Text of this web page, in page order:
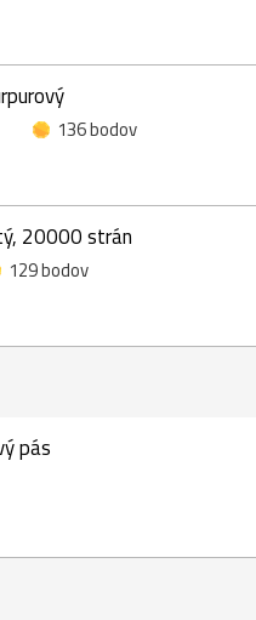
136 bodov
20000 strán
129 bodov
pás